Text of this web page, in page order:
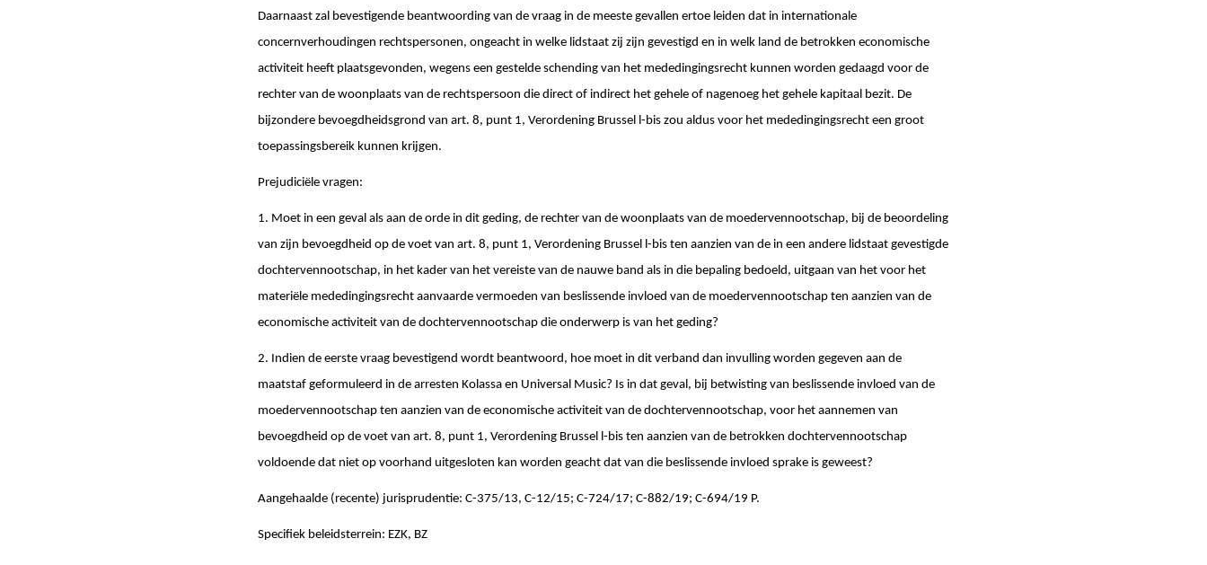
Daarnaast zal bevestigende beantwoording van de vraag in de meeste gevallen ertoe leiden dat in internationale
concernverhoudingen rechtspersonen, ongeacht in welke lidstaat zij zijn gevestigd en in welk land de betrokken economische
activiteit heeft plaatsgevonden, wegens een gestelde schending van het mededingingsrecht kunnen worden gedaagd voor de
rechter van de woonplaats van de rechtspersoon die direct of indirect het gehele of nagenoeg het gehele kapitaal bezit. De
bijzondere bevoegdheidsgrond van art. 8, punt 1, Verordening Brussel l-bis zou aldus voor het mededingingsrecht een groot
toepassingsbereik kunnen krijgen.
Prejudiciële vragen:
1. Moet in een geval als aan de orde in dit geding, de rechter van de woonplaats van de moedervennootschap, bij de beoordeling
van zijn bevoegdheid op de voet van art. 8, punt 1, Verordening Brussel l-bis ten aanzien van de in een andere lidstaat gevestigde
dochtervennootschap, in het kader van het vereiste van de nauwe band als in die bepaling bedoeld, uitgaan van het voor het
materiële mededingingsrecht aanvaarde vermoeden van beslissende invloed van de moedervennootschap ten aanzien van de
economische activiteit van de dochtervennootschap die onderwerp is van het geding?
2. Indien de eerste vraag bevestigend wordt beantwoord, hoe moet in dit verband dan invulling worden gegeven aan de
maatstaf geformuleerd in de arresten Kolassa en Universal Music? Is in dat geval, bij betwisting van beslissende invloed van de
moedervennootschap ten aanzien van de economische activiteit van de dochtervennootschap, voor het aannemen van
bevoegdheid op de voet van art. 8, punt 1, Verordening Brussel l-bis ten aanzien van de betrokken dochtervennootschap
voldoende dat niet op voorhand uitgesloten kan worden geacht dat van die beslissende invloed sprake is geweest?
Aangehaalde (recente) jurisprudentie: C-375/13, C-12/15; C-724/17; C-882/19; C-694/19 P.
Specifiek beleidsterrein: EZK, BZ